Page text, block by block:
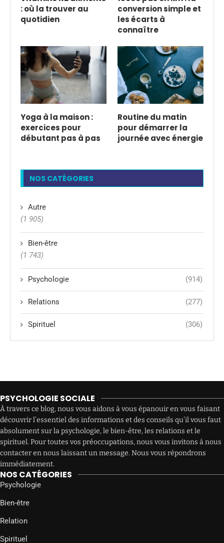
: où la trouver au
quotidien
conversion simple et
les écarts à
connaître
Yoga à la maison :
exercices pour
débutant pas à pas
Routine du matin
pour démarrer la
journée avec énergie
NOS CATÉGORIES
Autre
(1 905)
Bien-être
(1 743)
Psychologie (914)
Relations (277)
Spirituel (306)
PSYCHOLOGIE SOCIALE
À travers ce blog, nous vous aidons à vous épanouir en vous faisant
découvrir l’essentiel des informations et des conseils qu’il vous faut
absolument sur la psychologie, le bien-être, les relations et le
spirituel. Pour toutes vos préoccupations, nous vous invitons à nous
contacter en nous laissant un message. Nous vous répondrons
immédiatement.
NOS CATÉGORIES
Psychologie
Bien-être
Relation
Spirituel